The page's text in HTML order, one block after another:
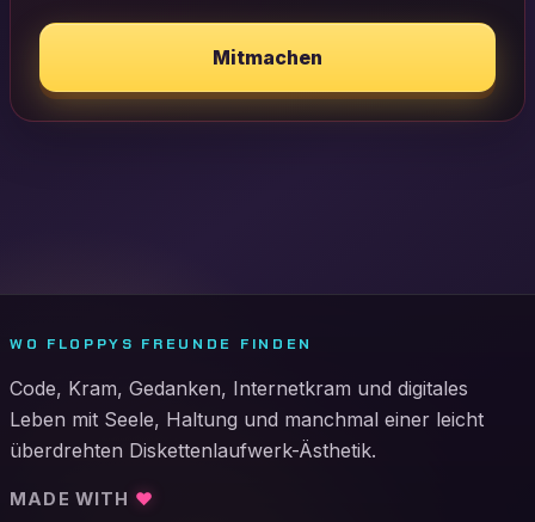
Mitmachen
WO FLOPPYS FREUNDE FINDEN
Code, Kram, Gedanken, Internetkram und digitales
Leben mit Seele, Haltung und manchmal einer leicht
überdrehten Diskettenlaufwerk-Ästhetik.
MADE WITH ♥